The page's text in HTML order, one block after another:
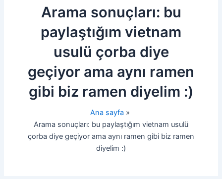
Arama sonuçları: bu
paylaştığım vietnam
usulü çorba diye
geçiyor ama aynı ramen
gibi biz ramen diyelim :)
Ana sayfa
Arama sonuçları: bu paylaştığım vietnam usulü
çorba diye geçiyor ama aynı ramen gibi biz ramen
diyelim :)